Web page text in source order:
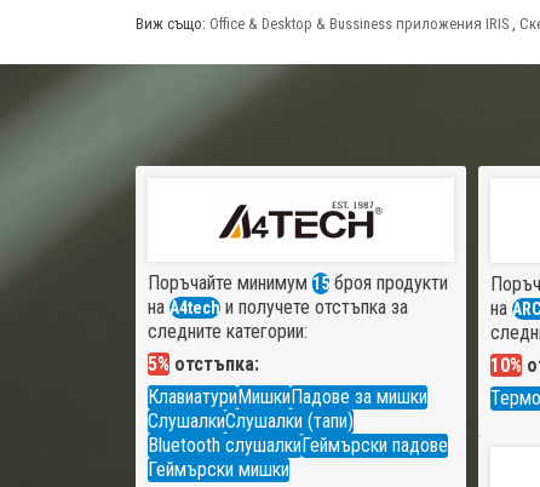
Виж също: Office & Desktop & Bussiness приложения IRIS
Поръчайте минимум 15 броя продукти
на A4tech и получете отстъпка за
следните категории:
5% отстъпка:
КлавиатуриМишкиПадове за мишки
СлушалкиСлушалки (тапи)
Bluetooth слушалкиГеймърски падове
Геймърски мишки
на
10%